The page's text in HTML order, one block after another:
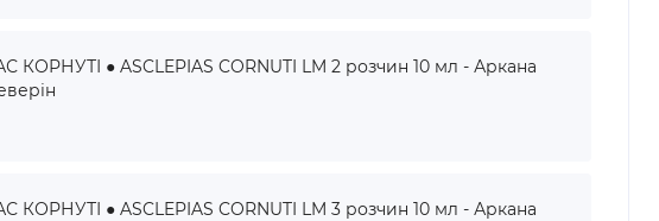
КОРНУТІ ● ASCLEPIAS CORNUTI LM 2 розчин 10 мл - Аркана
КОРНУТІ ● ASCLEPIAS CORNUTI LM 3 розчин 10 мл - Аркана